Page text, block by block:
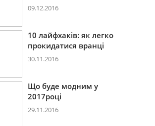
09.12.2016
10 лайфхаків: як легко
прокидатися вранці
30.11.2016
Що буде модним у
2017році
29.11.2016